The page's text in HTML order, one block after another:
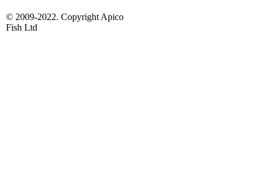
© 2009-2022. Copyright Apico
Fish Ltd